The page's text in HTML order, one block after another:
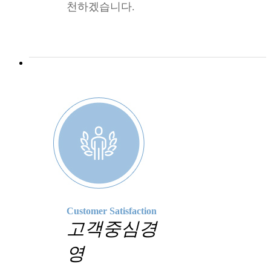
천하겠습니다.
Customer Satisfaction
고객중심경
영